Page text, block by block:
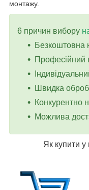
монтажу.
6 причин вибору
Безкоштовна
Професійний
Швидка
Конкурентно
Можлива
Як купити у